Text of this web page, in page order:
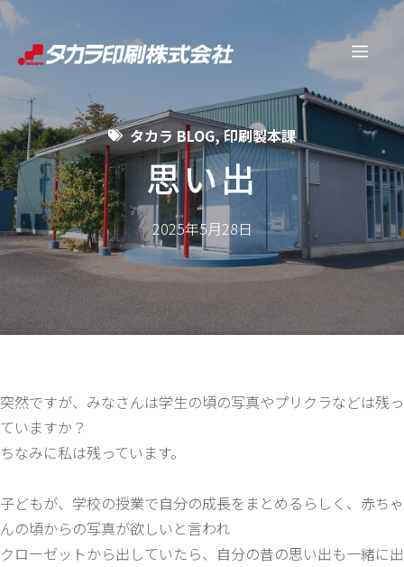
コ
ン
へ
ス
キ
プ
メ
ュ
ー
タカラ BLOG,印刷製本課
思い出
2025年5月28日
突然ですが、みなさんは学生の頃の写真やプリクラなどは残っ
ていますか？
ちなみに私は残っています。
子どもが、学校の授業で自分の成長をまとめるらしく、赤ちゃ
んの頃からの写真が欲しいと言われ
クローゼットから出していたら、自分の昔の思い出も一緒に出